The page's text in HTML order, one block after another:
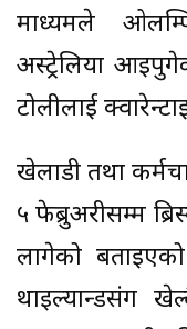
माध्यमले
अस्ट्रेलिया
टोलीलाई
खेलाडी तथा
५ फेब्रुअरीसम्म
लागेको
थाइल्यान्डसंग